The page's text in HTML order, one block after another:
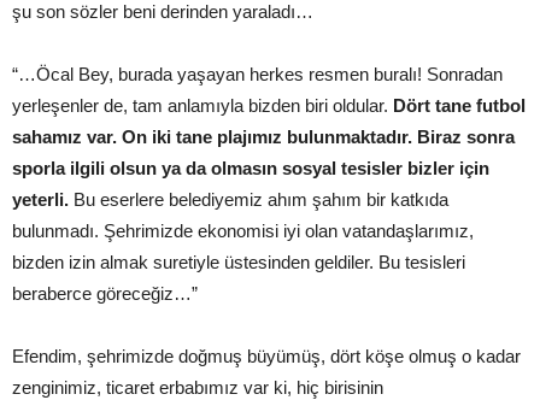
şu son sözler beni derinden yaraladı…
“…Öcal Bey, burada yaşayan herkes resmen buralı! Sonradan
yerleşenler de, tam anlamıyla bizden biri oldular. Dört tane futbol
sahamız var. On iki tane plajımız bulunmaktadır. Biraz sonra
sporla ilgili olsun ya da olmasın sosyal tesisler bizler için
yeterli. Bu eserlere belediyemiz ahım şahım bir katkıda
bulunmadı. Şehrimizde ekonomisi iyi olan vatandaşlarımız,
bizden izin almak suretiyle üstesinden geldiler. Bu tesisleri
beraberce göreceğiz…”
Efendim, şehrimizde doğmuş büyümüş, dört köşe olmuş o kadar
zenginimiz, ticaret erbabımız var ki, hiç birisinin